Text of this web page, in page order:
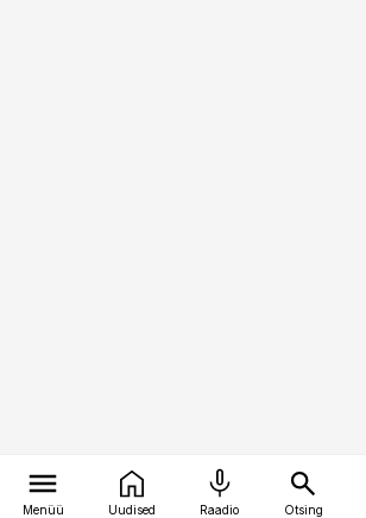
Menüü Uudised Raadio Otsing